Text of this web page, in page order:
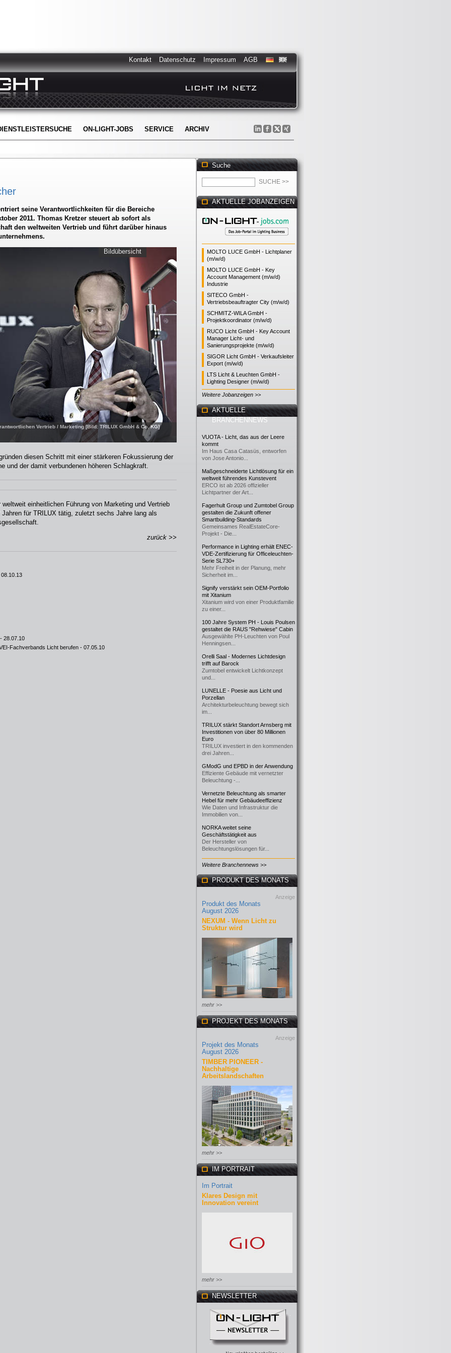
Kontakt Datenschutz Impressum AGB
ON-LIGHT-JOBS SERVICE ARCHIV
seine Verantwortlichkeiten für die Bereiche
2011. Thomas Kretzer steuert ab sofort als
den weltweiten Vertrieb und führt darüber hinaus
Vertrieb / Marketing [Bild: TRILUX GmbH & Co. KG]
Bildübersicht
diesen Schritt mit einer stärkeren Fokussierung der
und der damit verbundenen höheren Schlagkraft.
einheitlichen Führung von Marketing und Vertrieb
für TRILUX tätig, zuletzt sechs Jahre lang als
zurück >>
08.10.13
- 28.07.10
Fachverbands Licht berufen - 07.05.10
Suche
AKTUELLE JOBANZEIGEN
MOLTO LUCE GmbH - Lichtplaner
(m/w/d)
MOLTO LUCE GmbH - Key
Account Management (m/w/d)
Industrie
SITECO GmbH -
Vertriebsbeauftragter City (m/w/d)
SCHMITZ-WILA GmbH -
Projektkoordinator (m/w/d)
RUCO Licht GmbH - Key Account
Manager Licht- und
Sanierungsprojekte (m/w/d)
SIGOR Licht GmbH - Verkaufsleiter
Export (m/w/d)
LTS Licht & Leuchten GmbH -
Lighting Designer (m/w/d)
Weitere Jobanzeigen >>
AKTUELLE
BRANCHENNEWS
VUOTA - Licht, das aus der Leere
kommt
Im Haus Casa Catasüs, entworfen
von Jose Antonio...
Maßgeschneiderte Lichtlösung für ein
weltweit führendes Kunstevent
ERCO ist ab 2026 offizieller
Lichtpartner der Art...
Fagerhult Group und Zumtobel Group
gestalten die Zukunft offener
Smartbuilding-Standards
Gemeinsames RealEstateCore-
Projekt - Die...
Performance in Lighting erhält ENEC-
VDE-Zertifizierung für Officeleuchten-
Serie SL730+
Mehr Freiheit in der Planung, mehr
Sicherheit im...
Signify verstärkt sein OEM-Portfolio
mit Xitanium
Xitanium wird von einer Produktfamilie
zu einer...
100 Jahre System PH - Louis Poulsen
gestaltet die RAUS "Rehwiese" Cabin
Ausgewählte PH-Leuchten von Poul
Henningsen...
Orelli Saal - Modernes Lichtdesign
trifft auf Barock
Zumtobel entwickelt Lichtkonzept
und...
LUNELLE - Poesie aus Licht und
Porzellan
Architekturbeleuchtung bewegt sich
im...
TRILUX stärkt Standort Arnsberg mit
Investitionen von über 80 Millionen
Euro
TRILUX investiert in den kommenden
drei Jahren...
GModG und EPBD in der Anwendung
Effiziente Gebäude mit vernetzter
Beleuchtung -...
Vernetzte Beleuchtung als smarter
Hebel für mehr Gebäudeeffizienz
Wie Daten und Infrastruktur die
Immobilien von...
NORKA weitet seine
Geschäftstätigkeit aus
Der Hersteller von
Beleuchtungslösungen für...
Weitere Branchennews >>
PRODUKT DES MONATS
Anzeige
Produkt des Monats
August 2026
NEXUM - Wenn Licht zu
Struktur wird
mehr >>
PROJEKT DES MONATS
Anzeige
Projekt des Monats
August 2026
TIMBER PIONEER -
Nachhaltige
Arbeitslandschaften
mehr >>
IM PORTRAIT
Im Portrait
Klares Design mit
Innovation vereint
mehr >>
NEWSLETTER